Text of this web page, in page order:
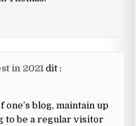
in 2021 dit :
blog, maintain up
to be a regular visitor